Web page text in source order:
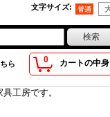
文字サイズ:
0 カートの中身
ら
工房です。